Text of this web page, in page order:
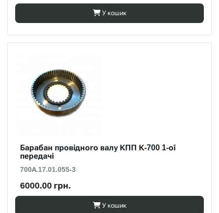
У кошик
Барабан провідного валу КПП К-700 1-ої
передачі
700А.17.01.055-3
6000.00 грн.
У кошик